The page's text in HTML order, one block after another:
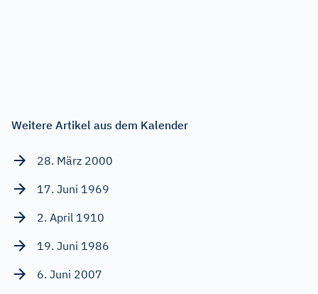
Weitere Artikel aus dem Kalender
28. März 2000
17. Juni 1969
2. April 1910
19. Juni 1986
6. Juni 2007